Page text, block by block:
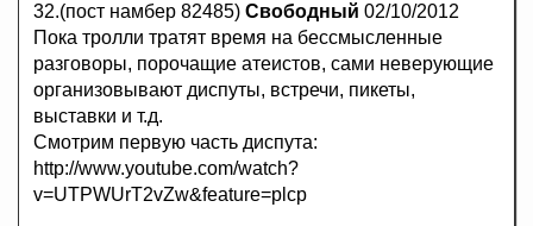
32.(пост намбер 82485) Свободный 02/10/2012
Пока тролли тратят время на бессмысленные
разговоры, порочащие атеистов, сами неверующие
организовывают диспуты, встречи, пикеты,
выставки и т.д.
Смотрим первую часть диспута:
http://www.youtube.com/watch?
v=UTPWUrT2vZw&feature=plcp